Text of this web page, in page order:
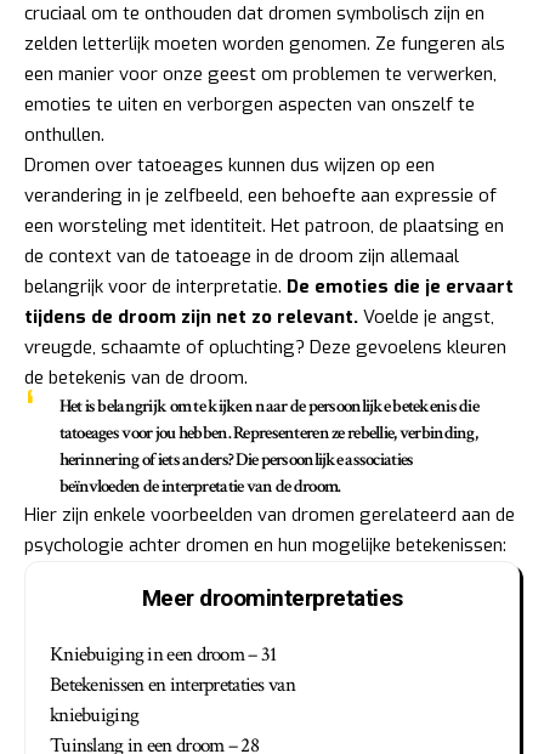
cruciaal om te onthouden dat dromen symbolisch zijn en
zelden letterlijk moeten worden genomen. Ze fungeren als
een manier voor onze geest om problemen te verwerken,
emoties te uiten en verborgen aspecten van onszelf te
onthullen.
Dromen over tatoeages kunnen dus wijzen op een
verandering in je zelfbeeld, een behoefte aan expressie of
een worsteling met identiteit. Het patroon, de plaatsing en
de context van de tatoeage in de droom zijn allemaal
belangrijk voor de interpretatie. De emoties die je ervaart
tijdens de droom zijn net zo relevant. Voelde je angst,
vreugde, schaamte of opluchting? Deze gevoelens kleuren
de betekenis van de droom.
Het is belangrijk om te kijken naar de persoonlijke betekenis die
tatoeages voor jou hebben. Representeren ze rebellie, verbinding,
herinnering of iets anders? Die persoonlijke associaties
beïnvloeden de interpretatie van de droom.
Hier zijn enkele voorbeelden van dromen gerelateerd aan de
psychologie achter dromen en hun mogelijke betekenissen:
Meer droominterpretaties
Kniebuiging in een droom – 31
Betekenissen en interpretaties van
kniebuiging
Tuinslang in een droom – 28